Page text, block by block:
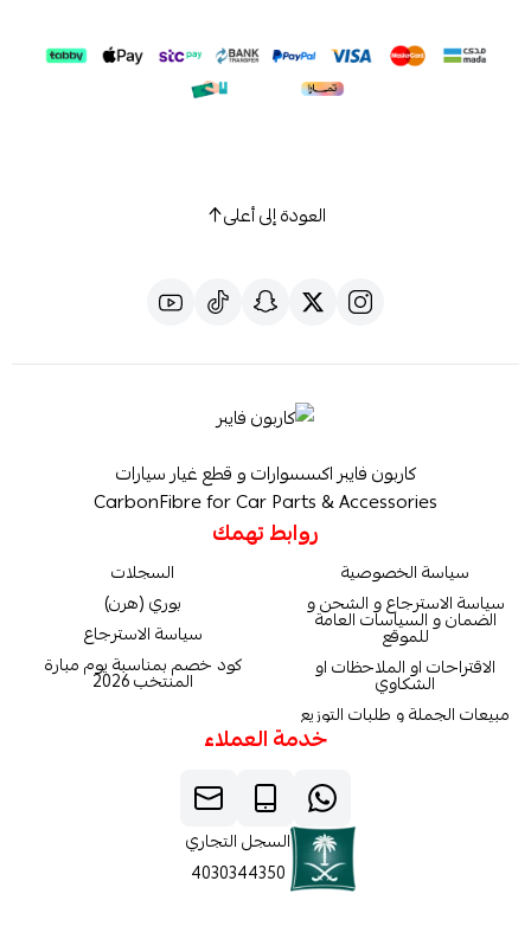
العودة إلى أعلى
كاربون فايبر اكسسوارات و قطع غيار سيارات
CarbonFibre for Car Parts & Accessories
روابط تهمك
سياسة الخصوصية
سياسة الاسترجاع و الشحن و
الضمان و السياسات العامة
للموقع
الاقتراحات او الملاحظات او
الشكاوي
مبيعات الجملة و طلبات التوزيع
السجلات
بوري (هرن)
سياسة الاسترجاع
كود خصم بمناسبة يوم مبارة
المنتخب 2026
خدمة العملاء
السجل التجاري
4030344350